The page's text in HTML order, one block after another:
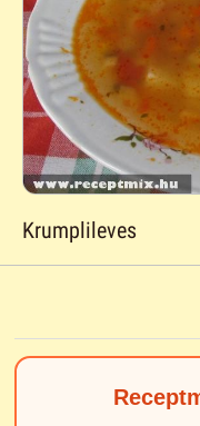
Krumplileves